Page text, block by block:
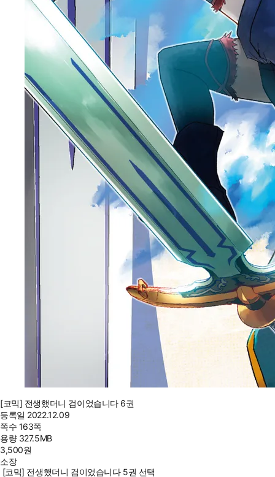
[코믹] 전생했더니 검이었습니다 6권
등록일 2022.12.09
쪽수 163쪽
용량 327.5MB
3,500원
소장
[코믹] 전생했더니 검이었습니다 5권 선택